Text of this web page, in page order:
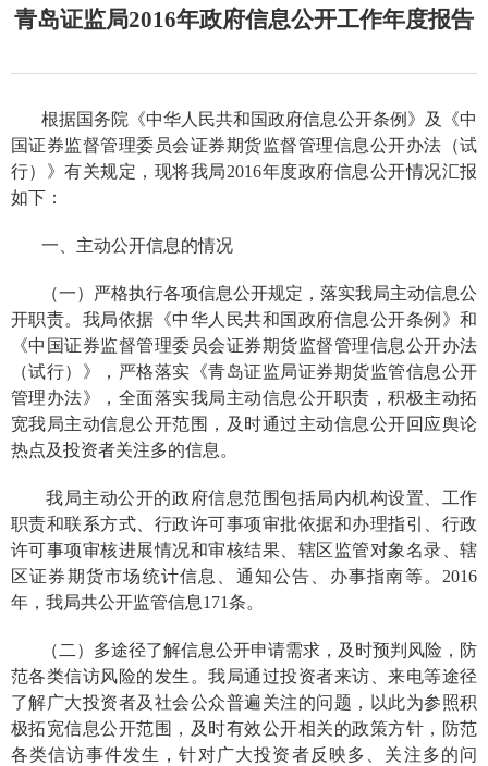
青岛证监局2016年政府信息公开工作年度报告
根据国务院《中华人民共和国政府信息公开条例》及《中
国证券监督管理委员会证券期货监督管理信息公开办法（试
行）》有关规定，现将我局2016年度政府信息公开情况汇报
如下：
一、 主动公开信息的情况
（一） 严格执行各项信息公开规定，落实我局主动信息公
开职责。我局依据《中华人民共和国政府信息公开条例》和
《中国证券监督管理委员会证券期货监督管理信息公开办法
（试行）》，严格落实《青岛证监局证券期货监管信息公开
管理办法》，全面落实我局主动信息公开职责，积极主动拓
宽我局主动信息公开范围，及时通过主动信息公开回应舆论
热点及投资者关注多的信息。
我局主动公开的政府信息范围包括局内机构设置、工作
职责和联系方式、行政许可事项审批依据和办理指引、行政
许可事项审核进展情况和审核结果、辖区监管对象名录、辖
区证券期货市场统计信息、通知公告、办事指南等。2016
年，我局共公开监管信息171条。
（二）多途径了解信息公开申请需求，及时预判风险，防
范各类信访风险的发生。我局通过投资者来访、来电等途径
了解广大投资者及社会公众普遍关注的问题，以此为参照积
极拓宽信息公开范围，及时有效公开相关的政策方针，防范
各类信访事件发生，针对广大投资者反映多、关注多的问